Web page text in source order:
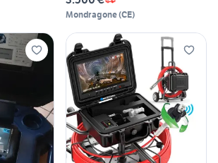
Mondragone(CE)